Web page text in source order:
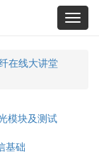
在线大讲堂
模块及测试
基础